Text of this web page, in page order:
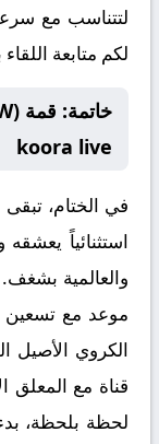
لتتناسب مع
لكم متابعة
koora live
في الختام، تبقى
استثنائياً
موعد مع تسعين
الكروي الأصيل
قناة مع المعلق
لحظة بلحظة،